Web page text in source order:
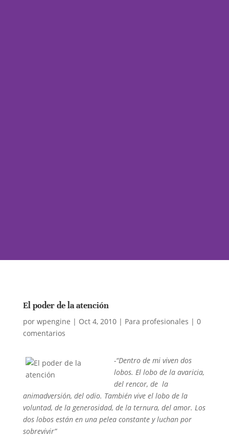
El poder de la atención
por wpengine | Oct 4, 2010| Para profesionales | 0
comentarios
-“Dentro de mi viven dos
lobos. El lobo de la avaricia,
del rencor, de la
animadversión, del odio. También vive el lobo de la
voluntad, de la generosidad, de la ternura, del amor. Los
dos lobos están en una pelea constante y luchan por
sobrevivir”